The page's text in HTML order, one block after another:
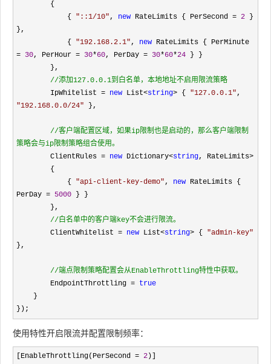
            {
" ::1/10", new RateLimits { PerSecond = 2 }
},
            {
"192.168.2.1", new RateLimits { PerMinute
= 30, PerHour = 30*60, PerDay = 30*60*24 } }
//添加127.0.0.1到白名单，本地地址不启用限流策略
        IpWhitelist =
new List<string> { "127.0.0.1"
"192.168.0.0/24" },
//客户端配置区域，如果ip限制也是启动的，那么客户端限制
策略会与ip限制策略组合使用。
        ClientRules
= new Dictionary<string, RateLimits>
            {
"api-client-key-demo", new RateLimits {
PerDay = 5000 } }
//白名单中的客户端key不会进行限流。
        ClientWhitelist =
new List<string> { "admin-key"
},
//端点限制策略配置会从EnableThrottling特性中获取。
        EndpointThrottling =
true
});
使用特性开启限流并配置限制频率：
[EnableThrottling(PerSecond = 2